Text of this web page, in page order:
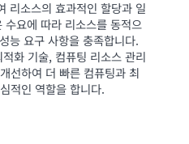
리소스의 효과적인 할당과 일
요에 따라 리소스를 동적으
능 요구 사항을 충족합니다.
화 기술, 컴퓨팅 리소스 관리
선하여 더 빠른 컴퓨팅과 최
적인 역할을 합니다.